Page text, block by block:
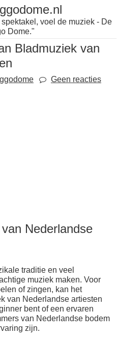
voel de muziek - De
Dome."
Bladmuziek van
Geen reacties
Nederlandse
traditie en veel
muziek maken. Voor
of zingen, kan het
van Nederlandse artiesten
bent of een ervaren
van Nederlandse bodem
zijn.